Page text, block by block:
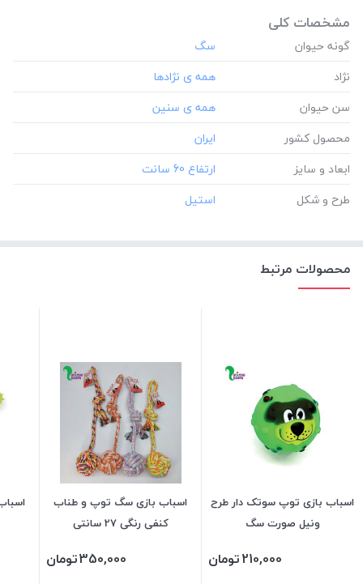
مشخصات کلی
گونه حیوان
نژاد
سن حیوان
محصول کشور
ابعاد و سایز
طرح و شکل
محصولات مرتبط
اسباب بازی توپ سوتک دار طرح
ونیل صورت سگ
210,000تومان
اسباب بازی سگ توپ و طناب
کنفی رنگی 27 سانتی
350,000تومان